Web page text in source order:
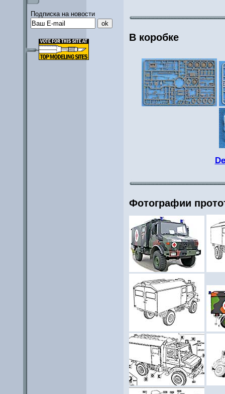
В коробке
Фотографии
Подписка на новости